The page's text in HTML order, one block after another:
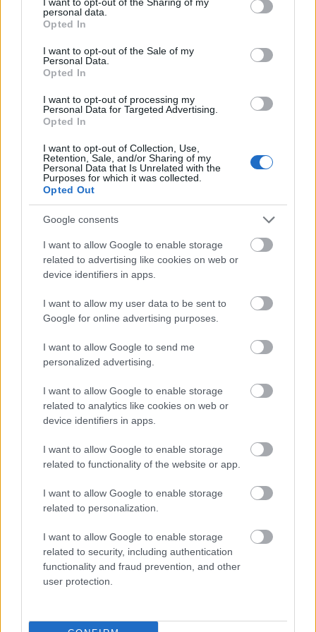
grant or deny consent to Google and its third-party tags to
use your data for below specified purposes in below Google
consent section.
personal data.
Opted In
I want to opt-out of the Sale of my
Personal Data.
Opted In
I want to opt-out of processing my
Personal Data for Targeted Advertising.
Opted In
I want to opt-out of Collection, Use,
Retention, Sale, and/or Sharing of my
Personal Data that Is Unrelated with the
Purposes for which it was collected.
Opted Out
Google consents
I want to allow Google to enable storage
related to advertising like cookies on web or
device identifiers in apps.
I want to allow my user data to be sent to
Google for online advertising purposes.
I want to allow Google to send me
personalized advertising.
I want to allow Google to enable storage
related to analytics like cookies on web or
device identifiers in apps.
I want to allow Google to enable storage
related to functionality of the website or app.
I want to allow Google to enable storage
related to personalization.
I want to allow Google to enable storage
related to security, including authentication
functionality and fraud prevention, and other
user protection.
Consejos de compra: cinco fichajes ‘low cost’ para la jornada 12
1. noviembre 2023 PorJesus Gallo|
Si necesitas completar tu equipo de la jornada 12 con jugadores 'low
cost', te presentamos cinco futbolistas que pueden ser titulares o tener
Leer más »
Las noticias de última hora de la jornada 3 (23/24)
24. agosto 2023 PorJesus Gallo
Repasamos las noticias de última hora antes del comienzo de esta